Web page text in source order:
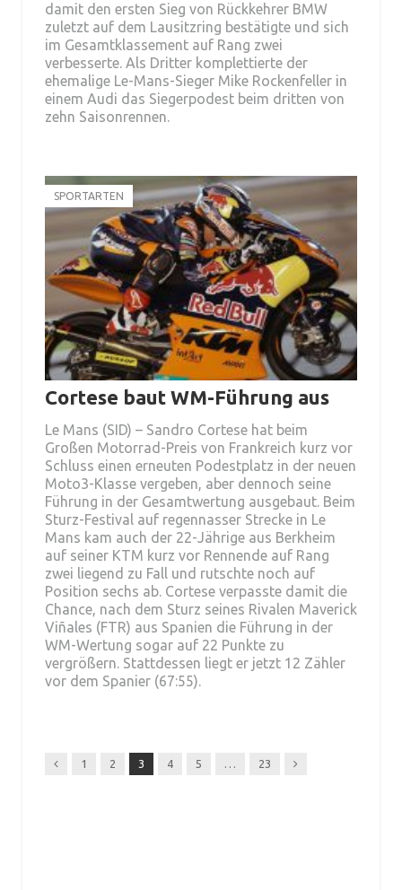
damit den ersten Sieg von Rückkehrer BMW
zuletzt auf dem Lausitzring bestätigte und sich
im Gesamtklassement auf Rang zwei
verbesserte. Als Dritter komplettierte der
ehemalige Le-Mans-Sieger Mike Rockenfeller in
einem Audi das Siegerpodest beim dritten von
zehn Saisonrennen.
SPORTARTEN
Cortese baut WM-Führung aus
Le Mans (SID) – Sandro Cortese hat beim
Großen Motorrad-Preis von Frankreich kurz vor
Schluss einen erneuten Podestplatz in der neuen
Moto3-Klasse vergeben, aber dennoch seine
Führung in der Gesamtwertung ausgebaut. Beim
Sturz-Festival auf regennasser Strecke in Le
Mans kam auch der 22-Jährige aus Berkheim
auf seiner KTM kurz vor Rennende auf Rang
zwei liegend zu Fall und rutschte noch auf
Position sechs ab. Cortese verpasste damit die
Chance, nach dem Sturz seines Rivalen Maverick
Viñales (FTR) aus Spanien die Führung in der
WM-Wertung sogar auf 22 Punkte zu
vergrößern. Stattdessen liegt er jetzt 12 Zähler
vor dem Spanier (67:55).
Previous
1 2 3 4 5 23 Next